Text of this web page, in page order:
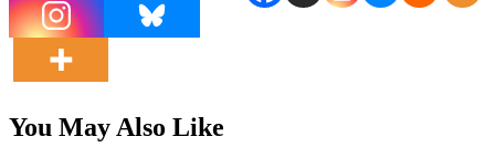
You May Also Like